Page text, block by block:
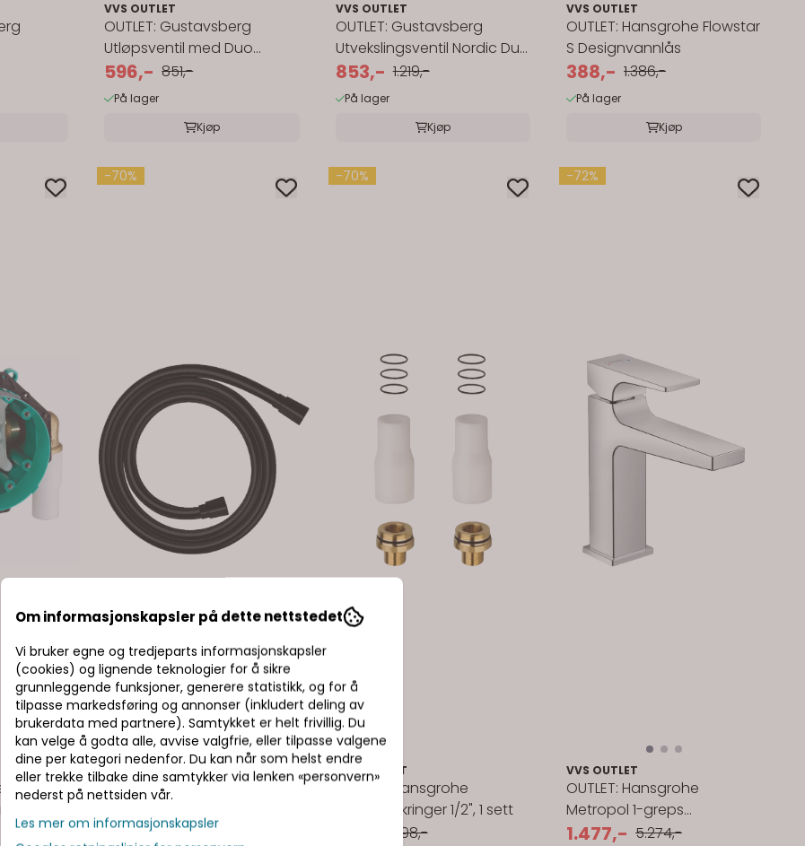
VVS OUTLET
OUTLET: Gustavsberg
Utløpsventil med Duo
Trykknapp
596,- 851,-
På lager
Kjøp
VVS OUTLET
OUTLET: Gustavsberg
Utvekslingsventil Nordic Duo
Modell U3 med lokk ...
853,- 1.219,-
På lager
Kjøp
VVS OUTLET
OUTLET: Hansgrohe Flowstar
S Designvannlås
388,- 1.386,-
På lager
Kjøp
iBox
-70%
VVS OUTLET
OUTLET: Hansgrohe Isiflex
Sort
190,- 635,-
-70%
VVS OUTLET
OUTLET: Hansgrohe
Lekkasjesikringer 1/2", 1 sett
998,-
-72%
VVS OUTLET
OUTLET: Hansgrohe
Metropol 1-greps
Servantbatteri 110 med
1.477,- 5.274,-
Om informasjonskapsler på dette nettstedet
Vi bruker egne og tredjeparts informasjonskapsler
(cookies) og lignende teknologier for å sikre
grunnleggende funksjoner, generere statistikk, og for å
tilpasse markedsføring og annonser (inkludert deling av
brukerdata med partnere). Samtykket er helt frivillig. Du
kan velge å godta alle, avvise valgfrie, eller tilpasse valgene
dine per kategori nedenfor. Du kan når som helst endre
eller trekke tilbake dine samtykker via lenken «personvern»
nederst på nettsiden vår.
Les mer om informasjonskapsler